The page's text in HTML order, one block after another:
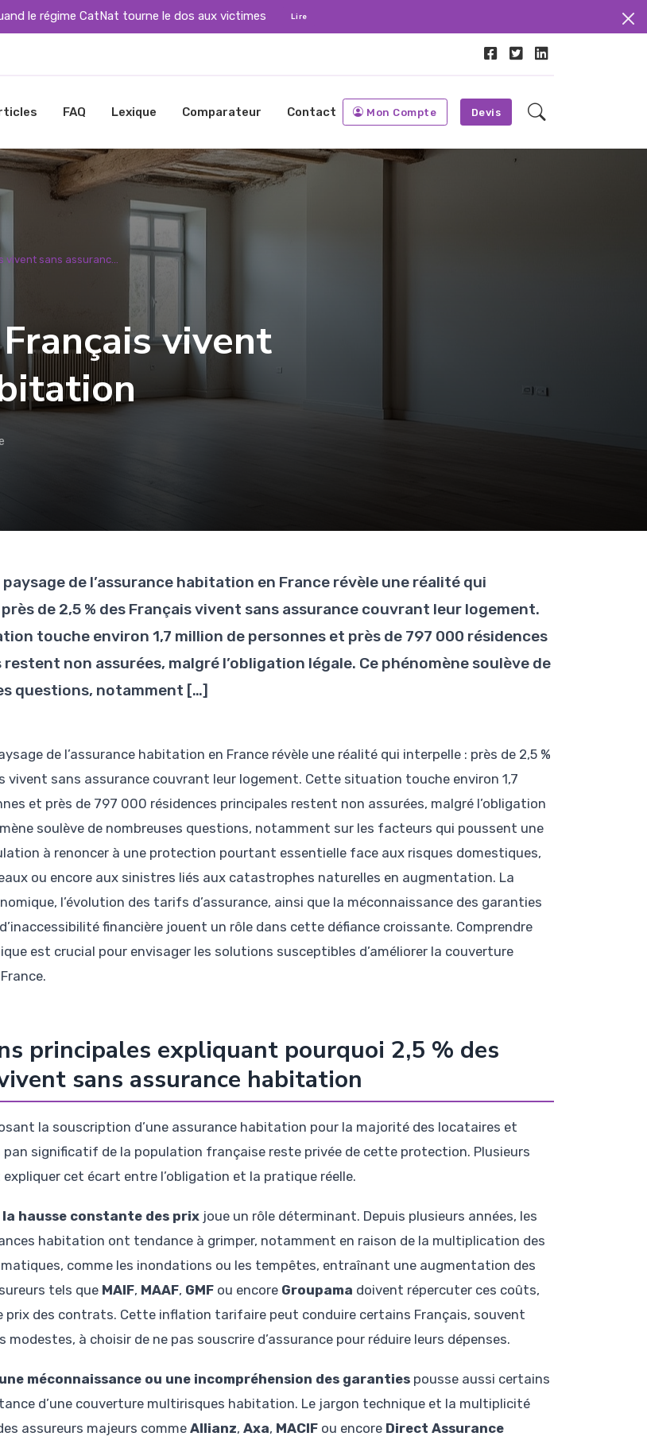
le régime CatNat tourne le dos aux victimes Lire
FAQ Lexique Comparateur Contact Mon Compte Devis
vivent sans assuranc...
vivent
paysage de l’assurance habitation en France révèle une réalité qui
de 2,5 % des Français vivent sans assurance couvrant leur logement.
touche environ 1,7 million de personnes et près de 797 000 résidences
non assurées, malgré l’obligation légale. Ce phénomène soulève de
questions, notamment […]
de l’assurance habitation en France révèle une réalité qui interpelle : près de 2,5 %
vivent sans assurance couvrant leur logement. Cette situation touche environ 1,7
et près de 797 000 résidences principales restent non assurées, malgré l’obligation
soulève de nombreuses questions, notamment sur les facteurs qui poussent une
à renoncer à une protection pourtant essentielle face aux risques domestiques,
ou encore aux sinistres liés aux catastrophes naturelles en augmentation. La
l’évolution des tarifs d’assurance, ainsi que la méconnaissance des garanties
financière jouent un rôle dans cette défiance croissante. Comprendre
est crucial pour envisager les solutions susceptibles d’améliorer la couverture
principales expliquant pourquoi 2,5 % des
sans assurance habitation
la souscription d’une assurance habitation pour la majorité des locataires et
pan significatif de la population française reste privée de cette protection. Plusieurs
cet écart entre l’obligation et la pratique réelle.
hausse constante des prix joue un rôle déterminant. Depuis plusieurs années, les
habitation ont tendance à grimper, notamment en raison de la multiplication des
comme les inondations ou les tempêtes, entraînant une augmentation des
tels que MAIF, MAAF, GMF ou encore Groupama doivent répercuter ces coûts,
prix des contrats. Cette inflation tarifaire peut conduire certains Français, souvent
modestes, à choisir de ne pas souscrire d’assurance pour réduire leurs dépenses.
une méconnaissance ou une incompréhension des garanties pousse aussi certains
d’une couverture multirisques habitation. Le jargon technique et la multiplicité
assureurs majeurs commeAllianz, Axa, MACIF ou encore Direct Assurance